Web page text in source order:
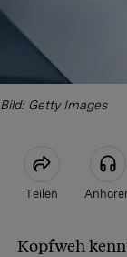
Bild: Getty Images
Teilen
Kopfweh